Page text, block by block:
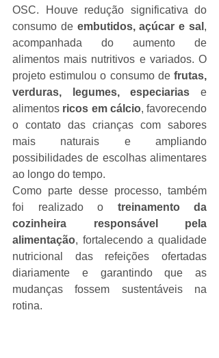
OSC. Houve redução significativa do
consumo de embutidos, açúcar e sal ,
acompanhada do aumento de
alimentos mais nutritivos e variados. O
projeto estimulou o consumo de frutas,
verduras, legumes, especiarias e
alimentos ricos em cálcio, favorecendo
o contato das crianças com sabores
mais naturais e ampliando
possibilidades de escolhas alimentares
ao longo do tempo.
Como parte desse processo, também
foi realizado o treinamento da
cozinheira responsável pela
alimentação, fortalecendo a qualidade
nutricional das refeições ofertadas
diariamente e garantindo que as
mudanças fossem sustentáveis na
rotina.